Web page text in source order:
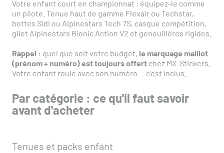
Votre enfant court en championnat : équipez-le comme
un pilote. Tenue haut de gamme Flexair ou Techstar,
bottes Sidi ou Alpinestars Tech 7S, casque compétition,
gilet Alpinestars Bionic Action V2 et genouillères rigides.
Rappel : quel que soit votre budget, le marquage maillot
(prénom + numéro) est toujours offertchez MX-Stickers.
Votre enfant roule avec son numéro — c'est inclus.
Par catégorie : ce qu'il faut savoir
avant d'acheter
Tenues et packs enfant